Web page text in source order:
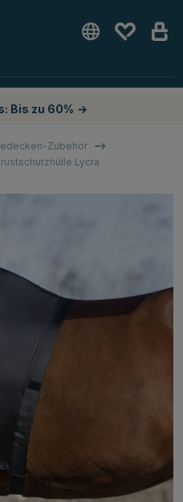
Bis zu 60% →
Zubehör
Lycra